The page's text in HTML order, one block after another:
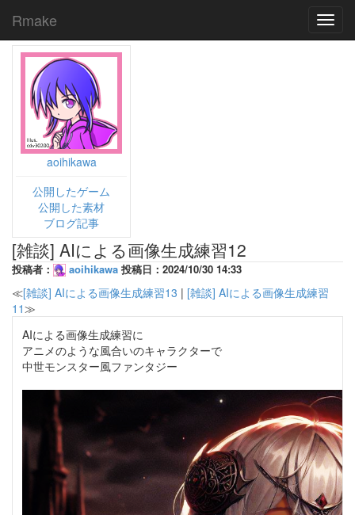
Rmake
aoihikawa
公開したゲーム
公開した素材
ブログ記事
[雑談] AIによる画像生成練習12
投稿者： aoihikawa 投稿日：2024/10/30 14:33
≪[雑談] AIによる画像生成練習13 | [雑談] AIによる画像生成練習
11≫
AIによる画像生成練習に
アニメのような風合いのキャラクターで
中世モンスター風ファンタジー